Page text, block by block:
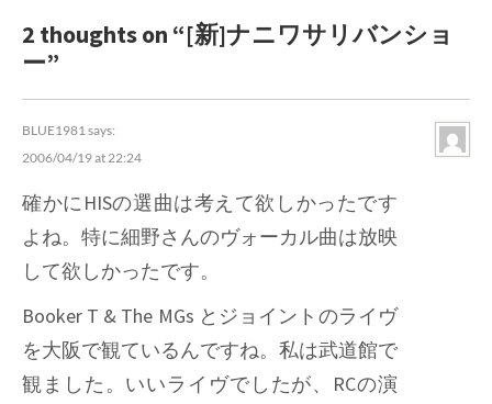
2 thoughts on “[新]ナニワサリバンショ
ー”
BLUE1981 says:
2006/04/19 at 22:24
確かにHISの選曲は考えて欲しかったです
よね。特に細野さんのヴォーカル曲は放映
して欲しかったです。
Booker T & The MGs とジョイントのライヴ
を大阪で観ているんですね。私は武道館で
観ました。いいライヴでしたが、RCの演